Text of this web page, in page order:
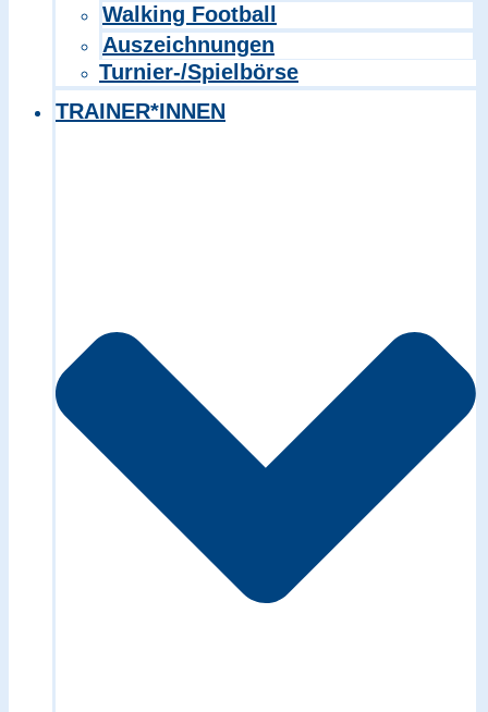
Walking Football
Auszeichnungen
Turnier-/Spielbörse
TRAINER*INNEN